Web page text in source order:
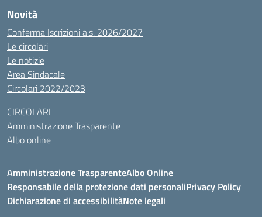
Novità
Conferma Iscrizioni a.s. 2026/2027
Le circolari
Le notizie
Area Sindacale
Circolari 2022/2023
CIRCOLARI
Amministrazione Trasparente
Albo online
Amministrazione TrasparenteAlbo Online
Responsabile della protezione dati personaliPrivacy Policy
Dichiarazione di accessibilitàNote legali